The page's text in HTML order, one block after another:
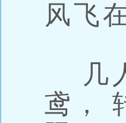
风飞
几
鸢，